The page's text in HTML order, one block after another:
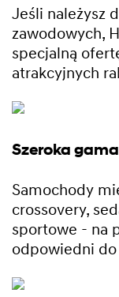
Jeśli należysz
zawodowych,
specjalną
atrakcyjnych
Szeroka
Samochody
crossovery,
sportowe - na
odpowiedni